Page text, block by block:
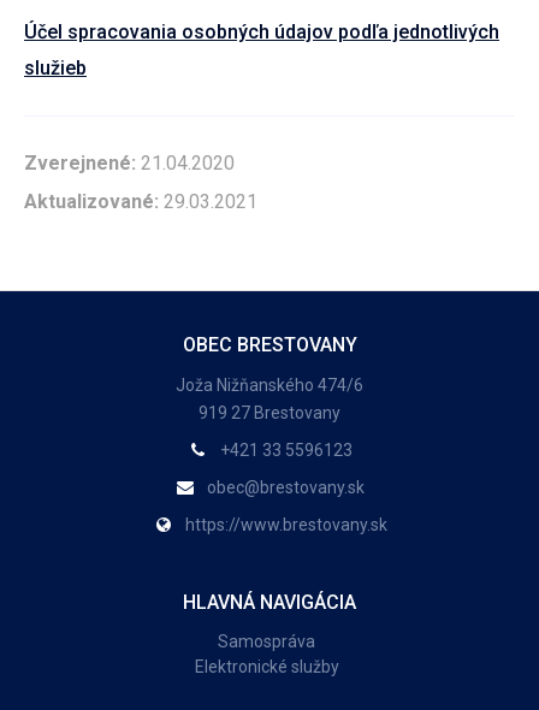
Účel spracovania osobných údajov podľa jednotlivých
služieb
Zverejnené: 21.04.2020
Aktualizované: 29.03.2021
OBEC BRESTOVANY
Joža Nižňanského 474/6
919 27 Brestovany
+421 33 5596123
obec@brestovany.sk
https://www.brestovany.sk
HLAVNÁ NAVIGÁCIA
Samospráva
Elektronické služby